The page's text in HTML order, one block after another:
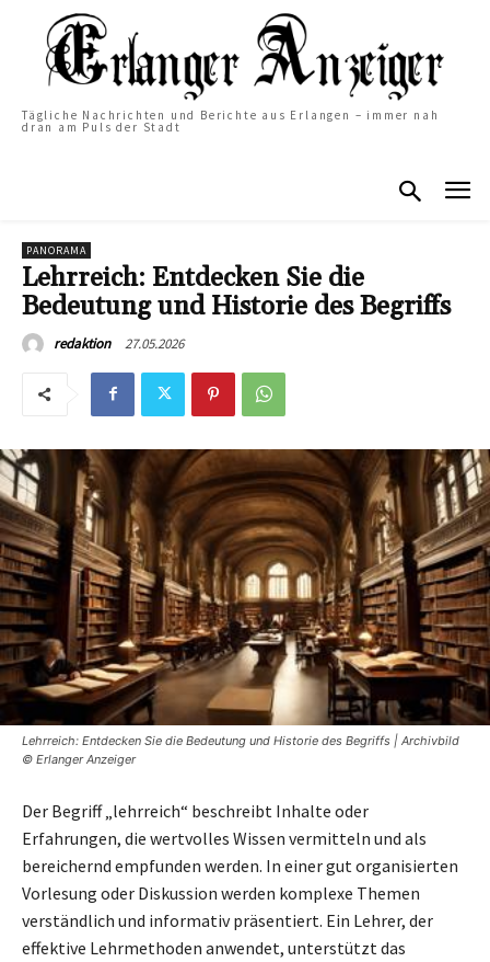
Tägliche Nachrichten und Berichte aus Erlangen – immer nah
dran am Puls der Stadt
PANORAMA
Lehrreich: Entdecken Sie die
Bedeutung und Historie des Begriffs
redaktion 27.05.2026
Lehrreich: Entdecken Sie die Bedeutung und Historie des Begriffs | Archivbild
© Erlanger Anzeiger
Der Begriff „lehrreich“ beschreibt Inhalte oder
Erfahrungen, die wertvolles Wissen vermitteln und als
bereichernd empfunden werden. In einer gut organisierten
Vorlesung oder Diskussion werden komplexe Themen
verständlich und informativ präsentiert. Ein Lehrer, der
effektive Lehrmethoden anwendet, unterstützt das